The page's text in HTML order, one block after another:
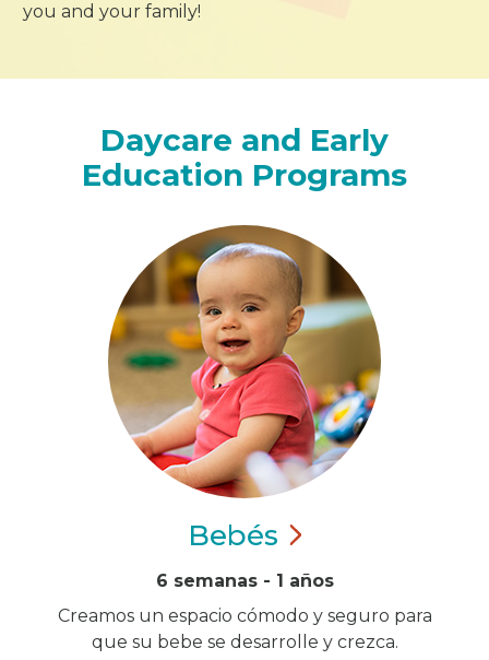
you and your family!
Daycare and Early
Education Programs
Bebés
6 semanas - 1 años
Creamos un espacio cómodo y seguro para
que su bebe se desarrolle y crezca.